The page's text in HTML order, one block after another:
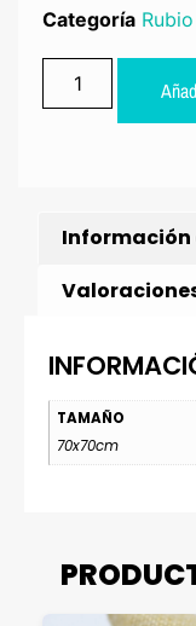
Categoría
TAMAÑO
70x70cm